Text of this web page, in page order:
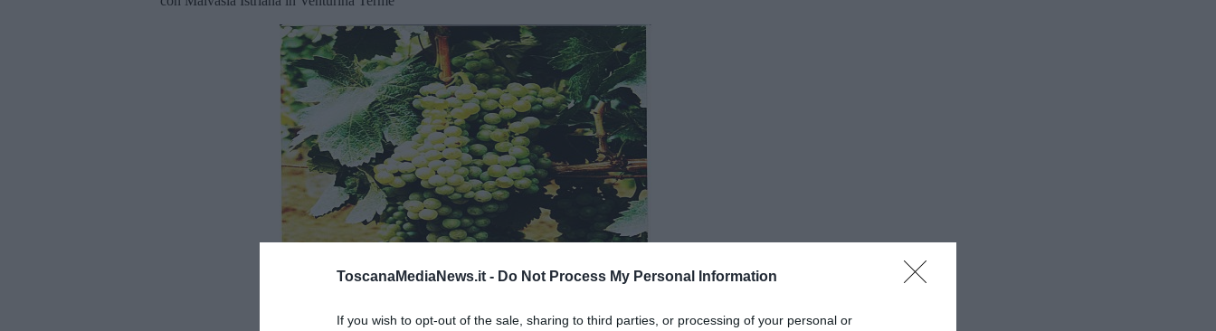
ToscanaMediaNews.it - Do Not Process My Personal Information
If you wish to opt-out of the sale, sharing to third parties, or processing of your personal or